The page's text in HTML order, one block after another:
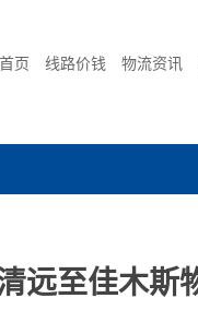
首页 线路价钱 物流资讯
远至佳木斯